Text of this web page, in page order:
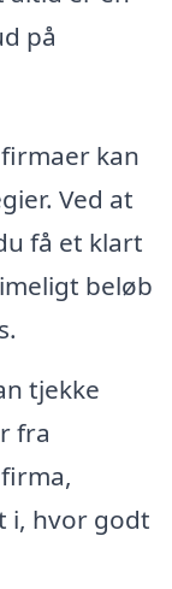
på
kan
Ved at
få et klart
beløb
tjekke
fra
i, hvor godt